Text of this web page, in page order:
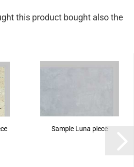
this product bought also the
Sample Luna piece